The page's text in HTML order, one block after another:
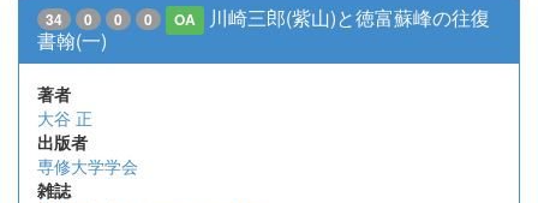
34 0 0 0 OA
川崎三郎(紫山)と徳富蘇峰の往復
書翰(一)
著者
大谷 正
出版者
専修大学学会
雑誌